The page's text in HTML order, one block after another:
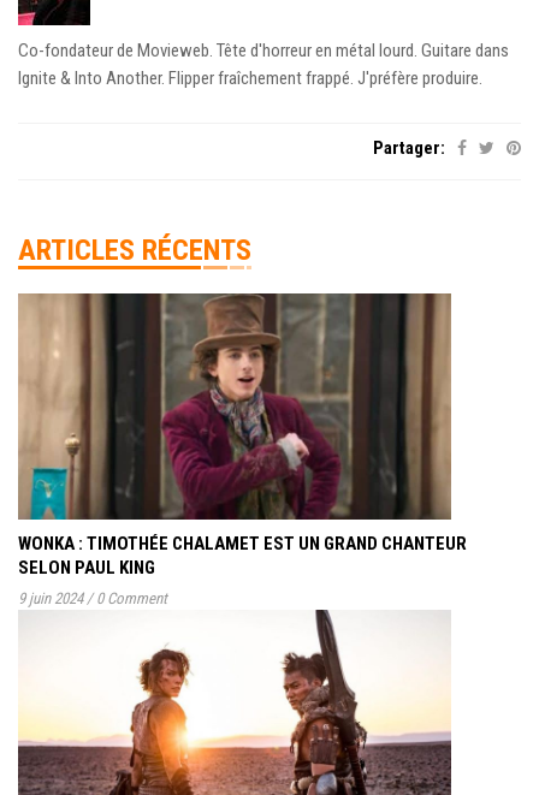
Co-fondateur de Movieweb. Tête d'horreur en métal lourd. Guitare dans
Ignite & Into Another. Flipper fraîchement frappé. J'préfère produire.
Partager:
ARTICLES RÉCENTS
WONKA : TIMOTHÉE CHALAMET EST UN GRAND CHANTEUR
SELON PAUL KING
9 juin 2024 / 0 Comment